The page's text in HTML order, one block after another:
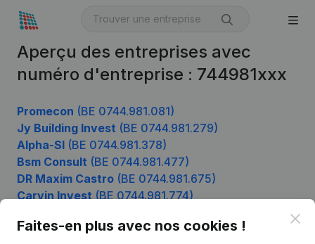
Aperçu des entreprises avec
numéro d'entreprise : 744981xxx
Promecon (BE 0744.981.081)
Jy Building Invest (BE 0744.981.279)
Alpha-Sl (BE 0744.981.378)
Bsm Consult (BE 0744.981.477)
DR Maxim Castro (BE 0744.981.675)
Carvin Invest(BE 0744.981.774)
Faites-en plus avec nos cookies !